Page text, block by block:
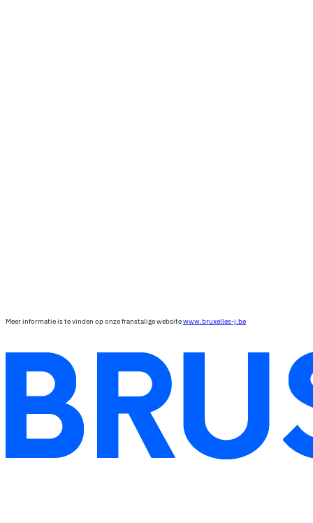
Meer informatie is te vinden op onze franstalige websitewww.bruxelles-j.be